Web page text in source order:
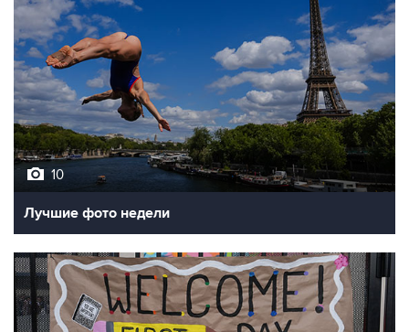
10
Лучшие фото недели